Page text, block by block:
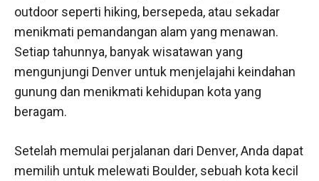
outdoor seperti hiking, bersepeda, atau sekadar
menikmati pemandangan alam yang menawan.
Setiap tahunnya, banyak wisatawan yang
mengunjungi Denver untuk menjelajahi keindahan
gunung dan menikmati kehidupan kota yang
beragam.
Setelah memulai perjalanan dari Denver, Anda dapat
memilih untuk melewati Boulder, sebuah kota kecil